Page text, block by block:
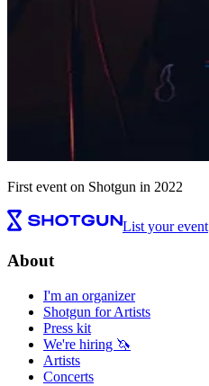
First event on Shotgun in 2022
List your event
About
I'm an organizer
Shotgun for Artists
Press kit
We're hiring 🦄
Artists
Concerts